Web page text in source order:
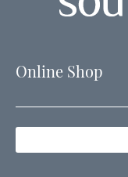
Online Shop